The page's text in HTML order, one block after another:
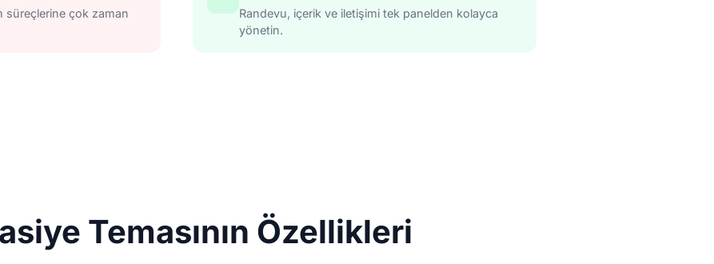
süreçlerine çok zaman
Randevu, içerik ve iletişimi tek panelden kolayca
yönetin.
Temasının Özellikleri